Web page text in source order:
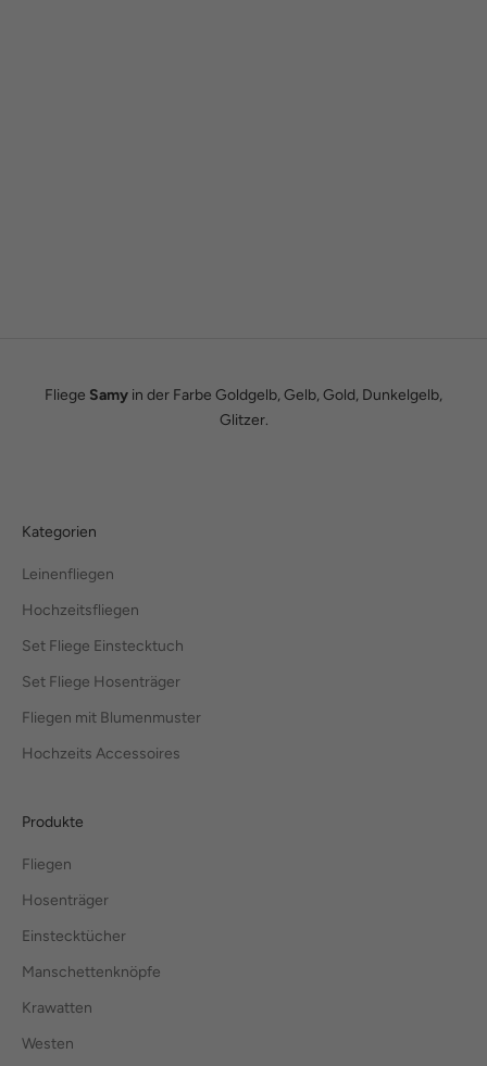
Fliege Samy in der Farbe Goldgelb, Gelb, Gold, Dunkelgelb,
Glitzer.
Kategorien
Leinenfliegen
Hochzeitsfliegen
Set Fliege Einstecktuch
Set Fliege Hosenträger
Fliegen mit Blumenmuster
Hochzeits Accessoires
Produkte
Fliegen
Hosenträger
Einstecktücher
Manschettenknöpfe
Krawatten
Westen